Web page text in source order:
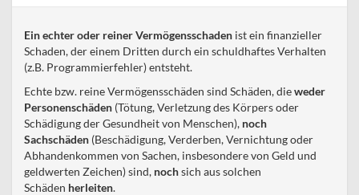
Ein echter oder reiner Vermögensschaden ist ein finanzieller
Schaden, der einem Dritten durch ein schuldhaftes Verhalten
(z.B. Programmierfehler) entsteht.
Echte bzw. reine Vermögensschäden sind Schäden, dieweder
Personenschäden (Tötung, Verletzung des Körpers oder
Schädigung der Gesundheit von Menschen), noch
Sachschäden (Beschädigung, Verderben, Vernichtung oder
Abhandenkommen von Sachen, insbesondere von Geld und
geldwerten Zeichen) sind, nochsich aus solchen
Schäden herleiten.